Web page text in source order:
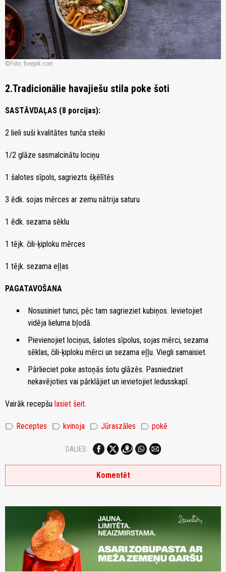
Foto: freepik.com
2.Tradicionālie havajiešu stila poke šoti
SASTĀVDAĻAS (8 porcijas):
2 lieli suši kvalitātes tunča steiki
1/2 glāze sasmalcinātu lociņu
1 šalotes sīpols, sagriezts šķēlītēs
3 ēdk. sojas mērces ar zemu nātrija saturu
1 ēdk. sezama sēklu
1 tējk. čili-ķiploku mērces
1 tējk. sezama eļļas
PAGATAVOŠANA
Nosusiniet tunci, pēc tam sagrieziet kubiņos. Ievietojiet
vidēja lieluma bļodā.
Pievienojiet lociņus, šalotes sīpolus, sojas mērci, sezama
sēklas, čili-ķiploku mērci un sezama eļļu. Viegli samaisiet.
Pārlieciet poke astoņās šotu glāzēs. Pasniedziet
nekavējoties vai pārklājiet un ievietojiet ledusskapī.
Vairāk recepšu lasiet šeit.
label Receptes label kvinoja label Jūraszāles label pokē
DALIES:
Komentēt